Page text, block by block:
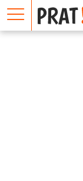
E
m
a